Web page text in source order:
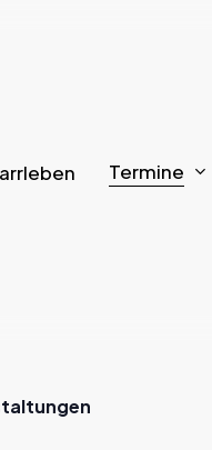
Termine